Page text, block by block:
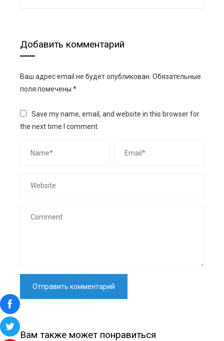
Добавить комментарий
Ваш адрес email не будет опубликован. Обязательные
поля помечены *
Save my name, email, and website in this browser for
the next time I comment.
Вам также может понравиться